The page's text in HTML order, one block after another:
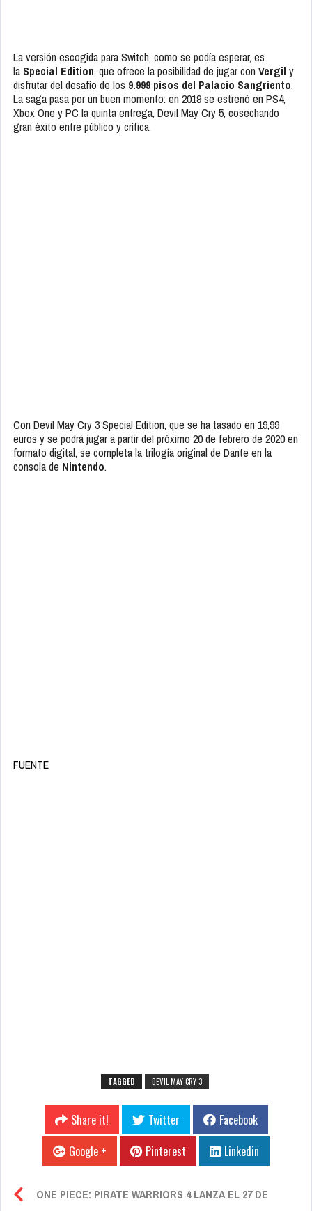
La versión escogida para Switch, como se podía esperar, es
la Special Edition, que ofrece la posibilidad de jugar con Vergil y
disfrutar del desafío de los 9.999 pisos del Palacio Sangriento.
La saga pasa por un buen momento: en 2019 se estrenó en PS4,
Xbox One y PC la quinta entrega, Devil May Cry 5, cosechando
gran éxito entre público y crítica.
Con Devil May Cry 3 Special Edition, que se ha tasado en 19,99
euros y se podrá jugar a partir del próximo 20 de febrero de 2020 en
formato digital, se completa la trilogía original de Dante en la
consola de Nintendo.
FUENTE
TAGGED DEVIL MAY CRY 3
Share it! Twitter
Facebook
Google +
Pinterest Linkedin
ONE PIECE: PIRATE WARRIORS 4 LANZA EL 27 DE